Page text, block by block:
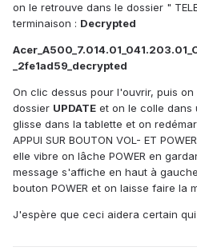
on le retrouve dans le dossier "
terminaison : Decrypted
_2fe1ad59_decrypted
On clic dessus pour l'ouvrir, puis on
dossier UPDATE et on le colle dans
glisse dans la tablette et on
APPUI SUR BOUTON VOL- ET
elle vibre on lâche POWER en
message s'affiche en haut à
bouton POWER et on laisse faire la
J'espère que ceci aidera certain